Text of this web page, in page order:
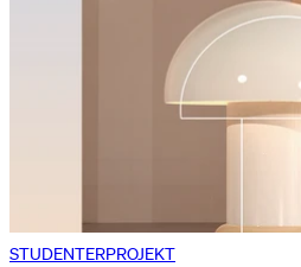
STUDENTERPROJEKT